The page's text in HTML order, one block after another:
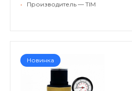
• Производитель — TIM
Новинка